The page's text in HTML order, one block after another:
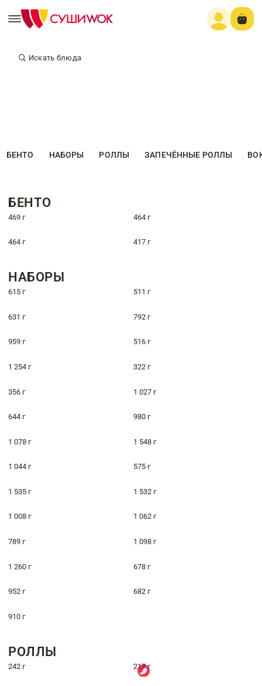
Искать блюда
БЕНТО НАБОРЫ РОЛЛЫ ЗАПЕЧЁННЫЕ РОЛЛЫ
БЕНТО
469 г 464 г
464 г 417 г
НАБОРЫ
615 г 511 г
631 г 792 г
959 г 516 г
1 254 г 322 г
356 г 1 027 г
644 г 980 г
1 078 г 1 548 г
1 044 г 575 г
1 535 г 1 532 г
1 008 г 1 062 г
789 г 1 098 г
1 260 г 678 г
952 г 682 г
910 г
РОЛЛЫ
242 г 217 г